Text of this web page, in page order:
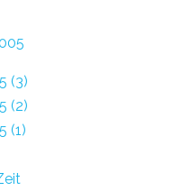
(3)
(2)
(1)